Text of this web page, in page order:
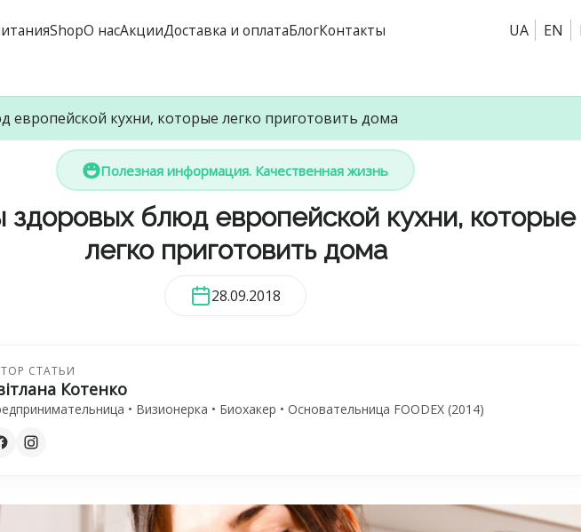
ShopО насАкцииДоставка и оплатаБлогКонтакты UA EN
европейской кухни, которые легко приготовить дома
Полезная информация. Качественная жизнь
здоровых блюд европейской кухни, которые
легко приготовить дома
28.09.2018
СТАТЬИ
Котенко
• Визионерка • Биохакер • Основательница FOODEX (2014)